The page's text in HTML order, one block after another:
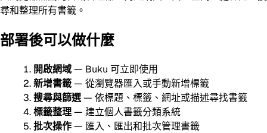
尋和整理所有書籤。
部署後可以做什麼
開啟網域— Buku 可立即使用
新增書籤— 從瀏覽器匯入或手動新增標籤
搜尋與篩選— 依標題、標籤、網址或描述尋找書籤
標籤整理— 建立個人書籤分類系統
批次操作— 匯入、匯出和批次管理書籤